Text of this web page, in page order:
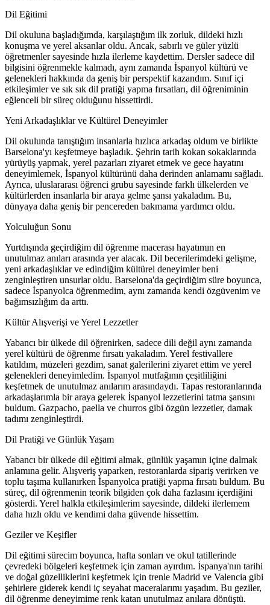
Dil Eğitimi
Dil okuluna başladığımda, karşılaştığım ilk zorluk, dildeki hızlı
konuşma ve yerel aksanlar oldu. Ancak, sabırlı ve güler yüzlü
öğretmenler sayesinde hızla ilerleme kaydettim. Dersler sadece dil
bilgisini öğrenmekle kalmadı, aynı zamanda İspanyol kültürü ve
gelenekleri hakkında da geniş bir perspektif kazandım. Sınıf içi
etkileşimler ve sık sık dil pratiği yapma fırsatları, dil öğreniminin
eğlenceli bir süreç olduğunu hissettirdi.
Yeni Arkadaşlıklar ve Kültürel Deneyimler
Dil okulunda tanıştığım insanlarla hızlıca arkadaş oldum ve birlikte
Barselona'yı keşfetmeye başladık. Şehrin tarih kokan sokaklarında
yürüyüş yapmak, yerel pazarları ziyaret etmek ve gece hayatını
deneyimlemek, İspanyol kültürünü daha derinden anlamamı sağladı.
Ayrıca, uluslararası öğrenci grubu sayesinde farklı ülkelerden ve
kültürlerden insanlarla bir araya gelme şansı yakaladım. Bu,
dünyaya daha geniş bir pencereden bakmama yardımcı oldu.
Yolculuğun Sonu
Yurtdışında geçirdiğim dil öğrenme macerası hayatımın en
unutulmaz anıları arasında yer alacak. Dil becerilerimdeki gelişme,
yeni arkadaşlıklar ve edindiğim kültürel deneyimler beni
zenginleştiren unsurlar oldu. Barselona'da geçirdiğim süre boyunca,
sadece İspanyolca öğrenmedim, aynı zamanda kendi özgüvenim ve
bağımsızlığım da arttı.
Kültür Alışverişi ve Yerel Lezzetler
Yabancı bir ülkede dil öğrenirken, sadece dili değil aynı zamanda
yerel kültürü de öğrenme fırsatı yakaladım. Yerel festivallere
katıldım, müzeleri gezdim, sanat galerilerini ziyaret ettim ve yerel
gelenekleri deneyimledim. İspanyol mutfağının çeşitliliğini
keşfetmek de unutulmaz anılarım arasındaydı. Tapas restoranlarında
arkadaşlarımla bir araya gelerek İspanyol lezzetlerini tatma şansını
buldum. Gazpacho, paella ve churros gibi özgün lezzetler, damak
tadımı zenginleştirdi.
Dil Pratiği ve Günlük Yaşam
Yabancı bir ülkede dil eğitimi almak, günlük yaşamın içine dalmak
anlamına gelir. Alışveriş yaparken, restoranlarda sipariş verirken ve
toplu taşıma kullanırken İspanyolca pratiği yapma fırsatı buldum. Bu
süreç, dil öğrenmenin teorik bilgiden çok daha fazlasını içerdiğini
gösterdi. Yerel halkla etkileşimlerim sayesinde, dildeki ilerlemem
daha hızlı oldu ve kendimi daha güvende hissettim.
Geziler ve Keşifler
Dil eğitimi sürecim boyunca, hafta sonları ve okul tatillerinde
çevredeki bölgeleri keşfetmek için zaman ayırdım. İspanya'nın tarihi
ve doğal güzelliklerini keşfetmek için trenle Madrid ve Valencia gibi
şehirlere giderek kendi iç seyahat maceralarımı yaşadım. Bu geziler,
dil öğrenme deneyimime renk katan unutulmaz anılara dönüştü.